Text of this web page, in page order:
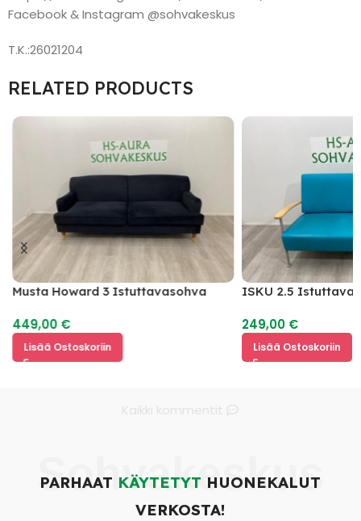
Facebook & Instagram @sohvakeskus
T.K.:26021204
RELATED PRODUCTS
Musta Howard 3 Istuttavasohva
449,00 €
Lisää Ostoskoriin
ISKU 2.5 Istuttava
249,00 €
Lisää Ostoskoriin
Sohvakeskus
PARHAAT KÄYTETYT HUONEKALUT
VERKOSTA!